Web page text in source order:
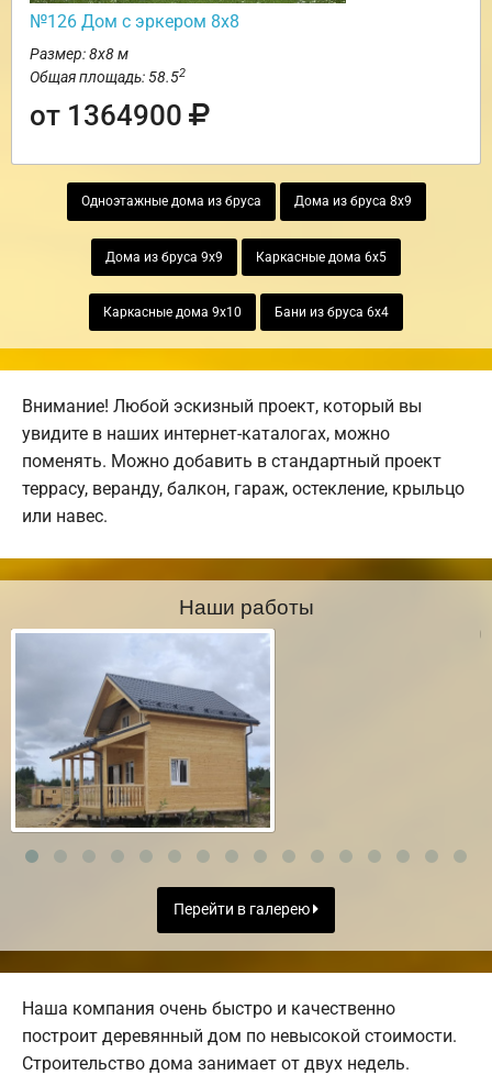
№126 Дом с эркером 8х8
Размер: 8х8 м
Общая площадь: 58.52
от 1364900
Одноэтажные дома из бруса Дома из бруса 8х9
Дома из бруса 9х9 Каркасные дома 6х5
Каркасные дома 9х10 Бани из бруса 6х4
Внимание! Любой эскизный проект, который вы
увидите в наших интернет-каталогах, можно
поменять. Можно добавить в стандартный проект
террасу, веранду, балкон, гараж, остекление, крыльцо
или навес.
Наши работы
Перейти в галерею
Наша компания очень быстро и качественно
построит деревянный дом по невысокой стоимости.
Строительство дома занимает от двух недель.